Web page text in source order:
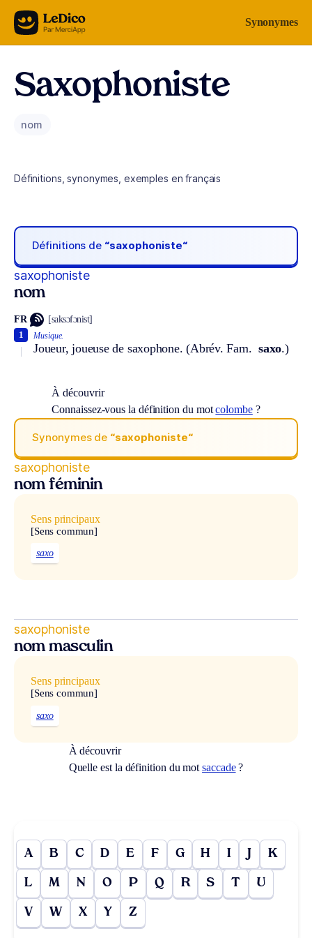
Aller au contenu Synonymes
Saxophoniste
nom
Définitions, synonymes, exemples en français
Définitions de “saxophoniste“
saxophoniste
nom
FR [saksɔfɔnist]
Musique.
Joueur, joueuse de saxophone. (Abrév. Fam. saxo.)
1
À découvrir
Connaissez-vous la définition du motcolombe?
Synonymes de “saxophoniste“
saxophoniste
nom féminin
Sens principaux
[Sens commun]
saxo
saxophoniste
nom masculin
Sens principaux
[Sens commun]
saxo
À découvrir
Quelle est la définition du motsaccade?
A B C D E F G H I J K
L M N O P Q R S T U
V W X Y Z